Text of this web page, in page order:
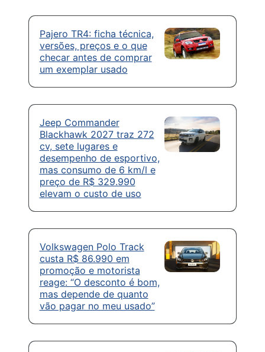
Pajero TR4: ficha técnica,
versões, preços e o que
checar antes de comprar
um exemplar usado
Jeep Commander
Blackhawk 2027 traz 272
cv, sete lugares e
desempenho de esportivo,
mas consumo de 6 km/l e
preço de R$ 329.990
elevam o custo de uso
Volkswagen Polo Track
custa R$ 86.990 em
promoção e motorista
reage: “O desconto é bom,
mas depende de quanto
vão pagar no meu usado”